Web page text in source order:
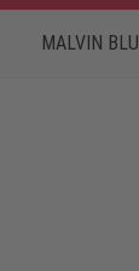
MALVIN